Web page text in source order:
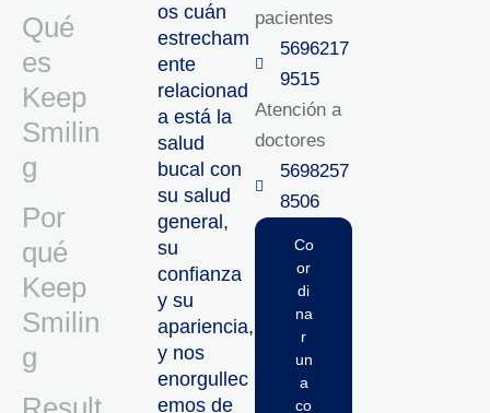
Qué
es
Keep
Smilin
g
Por
qué
Keep
Smilin
g
os cuán
estrecham
ente
relacionad
a está la
salud
bucal con
su salud
general,
su
confianza
y su
apariencia,
y nos
enorgullec
emos de
pacientes
5696217
9515‬
Atención a
doctores
5698257
8506‬
Co
or
di
na
r
un
a
co